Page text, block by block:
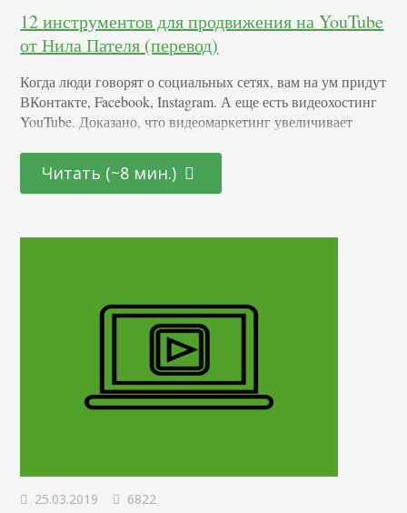
12 инструментов для продвижения на YouTube
от Нила Пателя (перевод)
Когда люди говорят о социальных сетях, вам на ум придут
ВКонтакте, Facebook, Instagram. А еще есть видеохостинг
YouTube. Доказано, что видеомаркетинг увеличивает
бизнеса, медийная личность, активист. Каждый месяц на
хостинг заходит миллиард людей. Количество контента —
канал на YouTube…
Читать (~8 мин.)
25.03.2019 6822